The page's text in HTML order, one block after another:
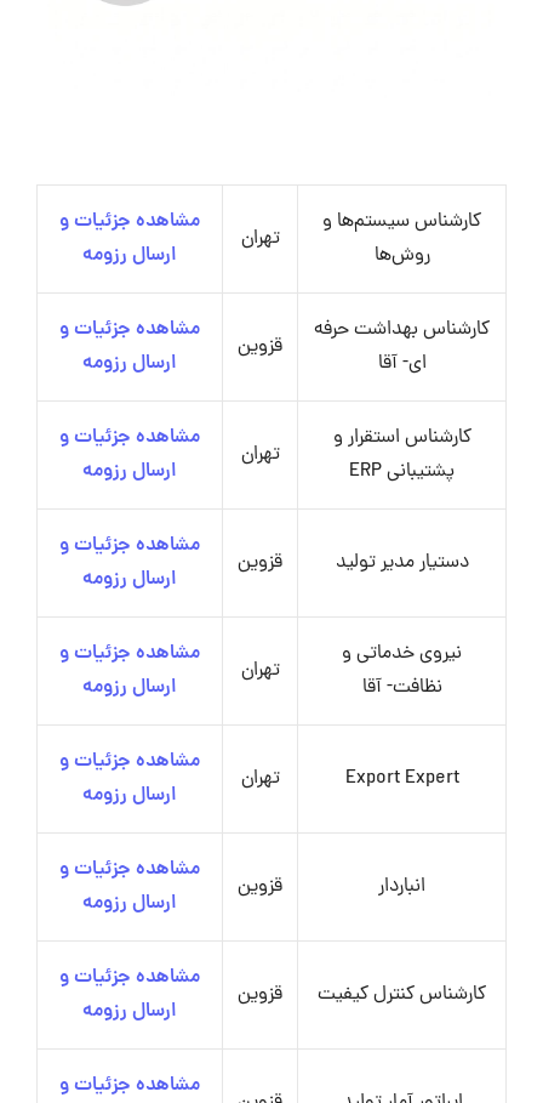
کارشناس سیستم‌ها و
روش‌ها
تهران
مشاهده جزئیات و
ارسال رزومه
کارشناس بهداشت حرفه
ای- آقا
قزوین
مشاهده جزئیات و
ارسال رزومه
کارشناس استقرار و
پشتیبانی ERP
تهران
مشاهده جزئیات و
ارسال رزومه
دستیار مدیر تولید قزوین
مشاهده جزئیات و
ارسال رزومه
نیروی خدماتی و
نظافت- آقا
تهران
مشاهده جزئیات و
ارسال رزومه
Export Expert تهران
مشاهده جزئیات و
ارسال رزومه
انباردار قزوین
مشاهده جزئیات و
ارسال رزومه
کارشناس کنترل کیفیت قزوین
مشاهده جزئیات و
ارسال رزومه
مشاهده جزئیات و